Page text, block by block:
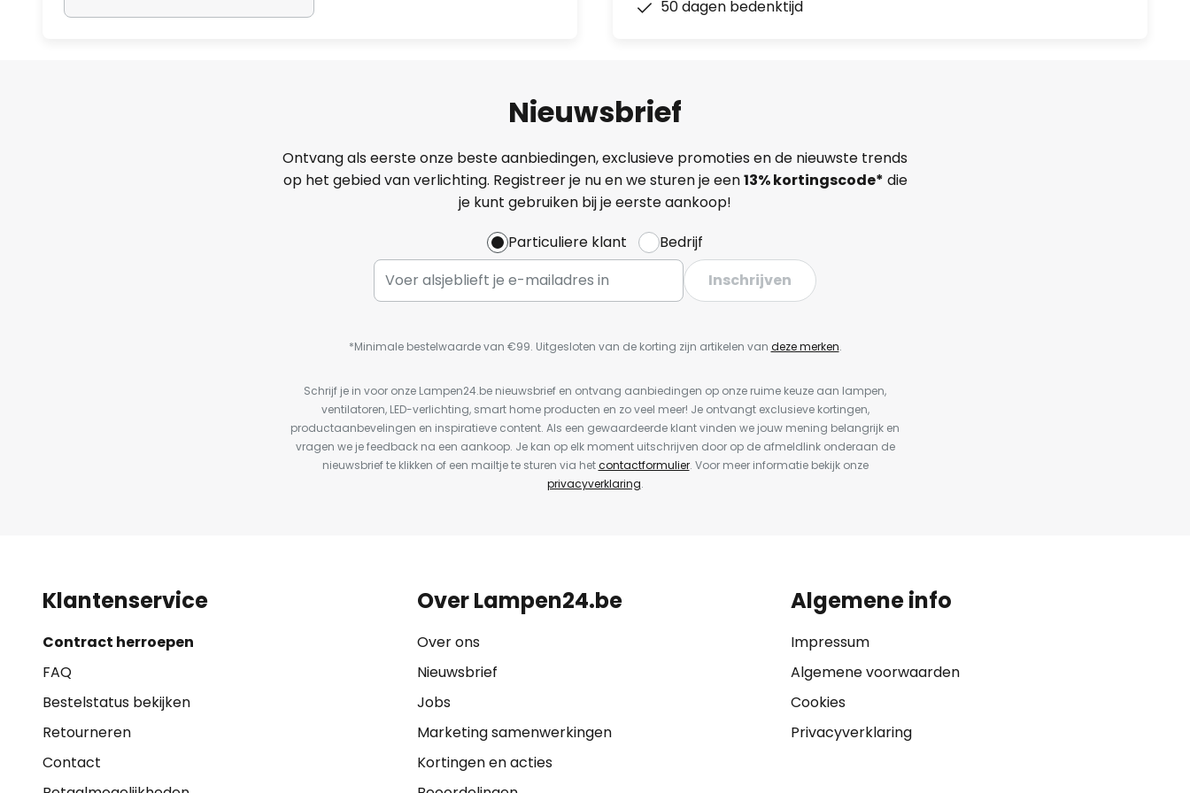
50 dagen bedenktijd
Nieuwsbrief
Ontvang als eerste onze beste aanbiedingen, exclusieve promoties en de nieuwste trends
op het gebied van verlichting. Registreer je nu en we sturen je een13%kortingscode* die
je kunt gebruiken bij je eerste aankoop!
Particuliere klant
Bedrijf
Inschrijven
*Minimale bestelwaarde van €99. Uitgesloten van de korting zijn artikelen van deze merken.
Schrijf je in voor onze Lampen24.be nieuwsbrief en ontvang aanbiedingen op onze ruime keuze aan lampen,
ventilatoren, LED-verlichting, smart home producten en zo veel meer! Je ontvangt exclusieve kortingen,
productaanbevelingen en inspiratieve content. Als een gewaardeerde klant vinden we jouw mening belangrijk en
vragen we je feedback na een aankoop. Je kan op elk moment uitschrijven door op de afmeldlink onderaan de
nieuwsbrief te klikken of een mailtje te sturen via hetcontactformulier. Voor meer informatie bekijk onze
privacyverklaring.
Klantenservice
Contract herroepen
FAQ
Bestelstatus bekijken
Retourneren
Contact
Over Lampen24.be
Over ons
Nieuwsbrief
Jobs
Marketing samenwerkingen
Kortingen en acties
Algemene info
Impressum
Algemene voorwaarden
Cookies
Privacyverklaring